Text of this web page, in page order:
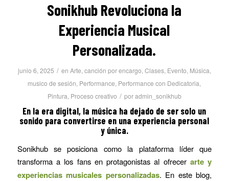
Sonikhub Revoluciona la
Experiencia Musical
Personalizada.
junio 6, 2025 / en Arte, canción por encargo, Clases, Evento, Música,
musico de sesión, Performance, Performance con Dedicatoria,
Pintura, Proceso creativo / poradmin_sonikhub
En la era digital, la música ha dejado de ser solo un
sonido para convertirse en una experiencia personal
y única.
Sonikhub se posiciona como la plataforma líder que
transforma a los fans en protagonistas al ofrecerarte y
experiencias musicales personalizadas. En este blog,